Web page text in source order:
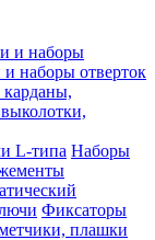
и наборы
наборы отверток
L-типа Наборы
Фиксаторы
плашки